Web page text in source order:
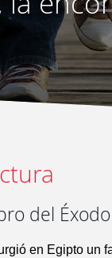
del
en Egipto un